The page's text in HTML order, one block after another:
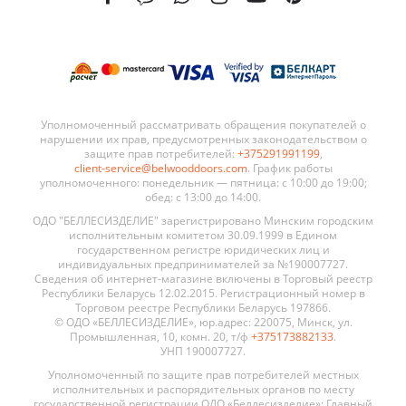
Уполномоченный рассматривать обращения покупателей о
нарушении их прав, предусмотренных законодательством о
защите прав потребителей: +375291991199,
client-service@belwooddoors.com. График работы
уполномоченного: понедельник — пятница: с 10:00 до 19:00;
обед: с 13:00 до 14:00.
ОДО "БЕЛЛЕСИЗДЕЛИЕ" зарегистрировано Минским городским
исполнительным комитетом 30.09.1999 в Едином
государственном регистре юридических лиц и
индивидуальных предпринимателей за №190007727.
Сведения об интернет-магазине включены в Торговый реестр
Республики Беларусь 12.02.2015. Регистрационный номер в
Торговом реестре Республики Беларусь 197866.
© ОДО «БЕЛЛЕСИЗДЕЛИЕ», юр.адрес: 220075, Минск, ул.
Промышленная, 10, комн. 20, т/ф +375173882133.
УНП 190007727.
Уполномоченный по защите прав потребителей местных
исполнительных и распорядительных органов по месту